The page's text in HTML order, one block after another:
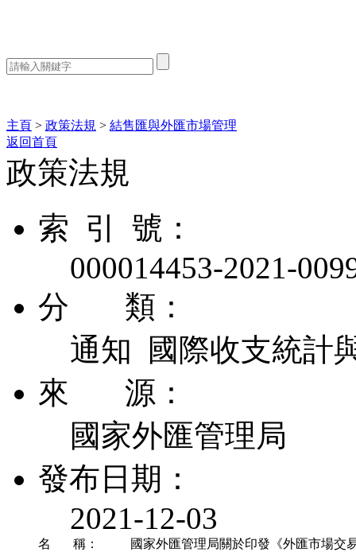
主頁 > 政策法規 > 結售匯與外匯市場管理
返回首頁
政策法規
索 引 號：
000014453-2021-
分 類：
通知 國際收支統計
來 源：
國家外匯管理局
發布日期：
2021-12-03
名 稱： 國家外匯管理局關於印發《外匯市場交